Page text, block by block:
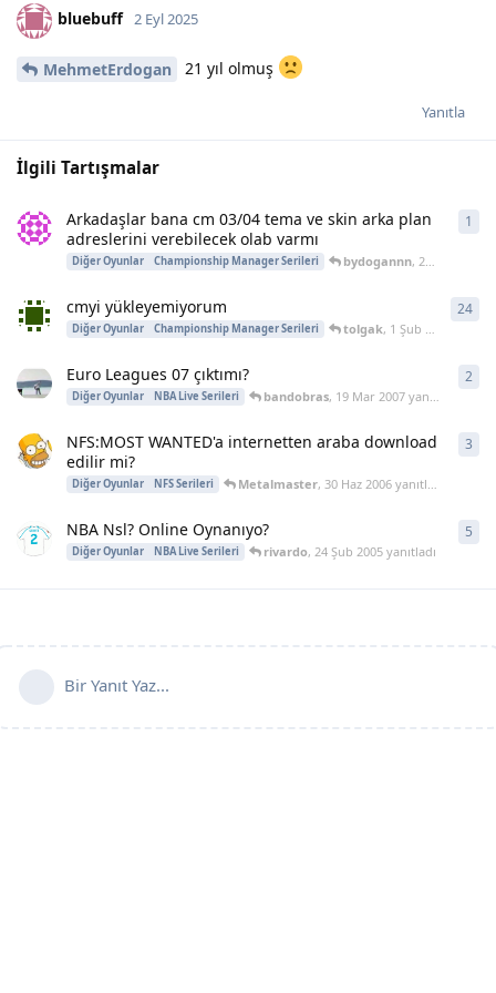
bluebuff 2 Eyl 2025
MehmetErdogan 21 yıl olmuş
Yanıtla
İlgili Tartışmalar
Arkadaşlar bana cm 03/04 tema ve skin arka plan
adreslerini verebilecek olab varmı
Diğer Oyunlar Championship Manager Serileri bydogannn, 27 Eyl 2010
1
cmyi yükleyemiyorum
Diğer Oyunlar Championship Manager Serileri tolgak, 1 Şub 2008
24
Euro Leagues 07 çıktımı?
Diğer Oyunlar NBA Live Serileri bandobras, 19 Mar 2007yanıtladı
2
NFS:MOST WANTED'a internetten araba download
edilir mi?
Diğer Oyunlar NFS Serileri Metalmaster, 30 Haz 2006yanıtladı
3
NBA Nsl? Online Oynanıyo?
Diğer Oyunlar NBA Live Serileri rivardo, 24 Şub 2005yanıtladı
5
Bir Yanıt Yaz...